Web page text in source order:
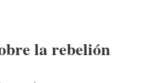
la rebelión